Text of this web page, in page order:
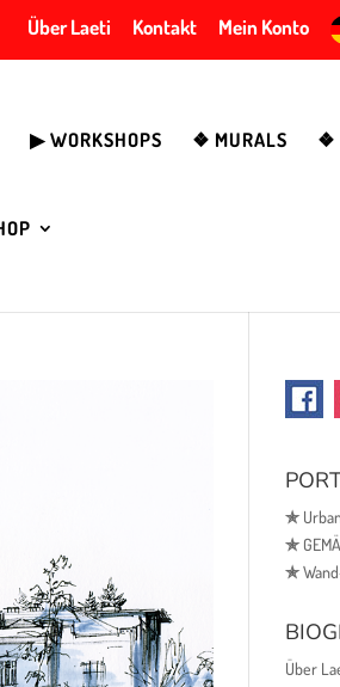
Über Laeti Kontakt Mein Konto
▶︎ WORKSHOPS ❖ MURALS ❖
✯
✯
✯
Über